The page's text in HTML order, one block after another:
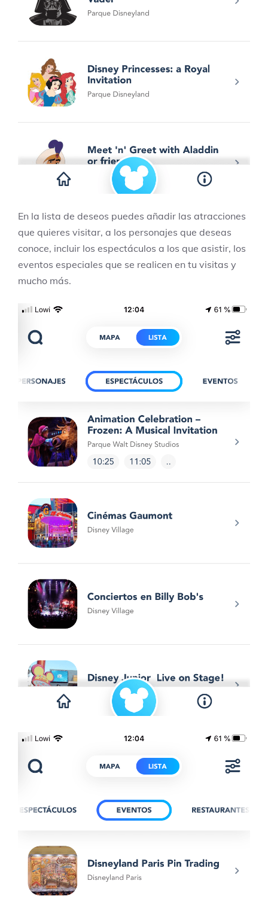
En la lista de deseos puedes añadir las atracciones
que quieres visitar, a los personajes que deseas
conoce, incluir los espectáculos a los que asistir, los
eventos especiales que se realicen en tu visitas y
mucho más.